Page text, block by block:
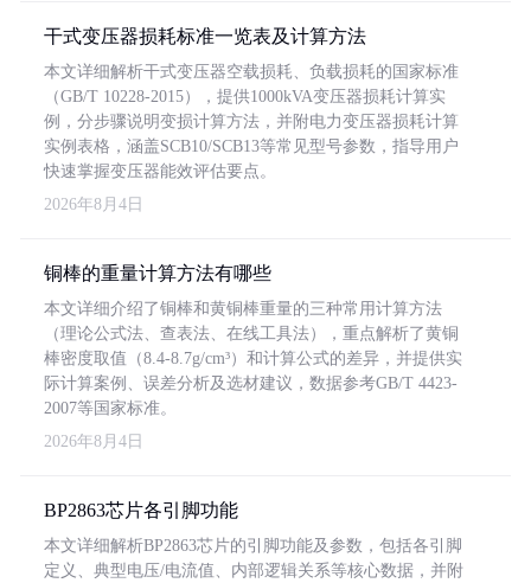
干式变压器损耗标准一览表及计算方法
本文详细解析干式变压器空载损耗、负载损耗的国家标准
（GB/T 10228-2015），提供1000kVA变压器损耗计算实
例，分步骤说明变损计算方法，并附电力变压器损耗计算
实例表格，涵盖SCB10/SCB13等常见型号参数，指导用户
快速掌握变压器能效评估要点。
2026年8月4日
铜棒的重量计算方法有哪些
本文详细介绍了铜棒和黄铜棒重量的三种常用计算方法
（理论公式法、查表法、在线工具法），重点解析了黄铜
棒密度取值（8.4-8.7g/cm³）和计算公式的差异，并提供实
际计算案例、误差分析及选材建议，数据参考GB/T 4423-
2007等国家标准。
2026年8月4日
BP2863芯片各引脚功能
本文详细解析BP2863芯片的引脚功能及参数，包括各引脚
定义、典型电压/电流值、内部逻辑关系等核心数据，并附